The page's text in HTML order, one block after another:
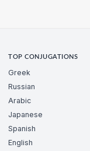
TOP CONJUGATIONS
Greek
Russian
Arabic
Japanese
Spanish
English